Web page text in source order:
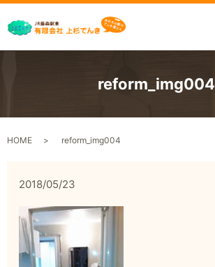
reform_img004
HOME reform_img004
2018/05/23